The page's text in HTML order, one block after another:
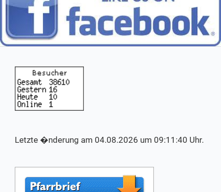
Letzte �nderung am 04.08.2026 um 09:11:40 Uhr.